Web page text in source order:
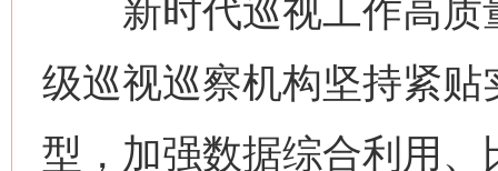
新时代巡视工作高质
级巡视巡察机构坚持紧
型，加强数据综合利用